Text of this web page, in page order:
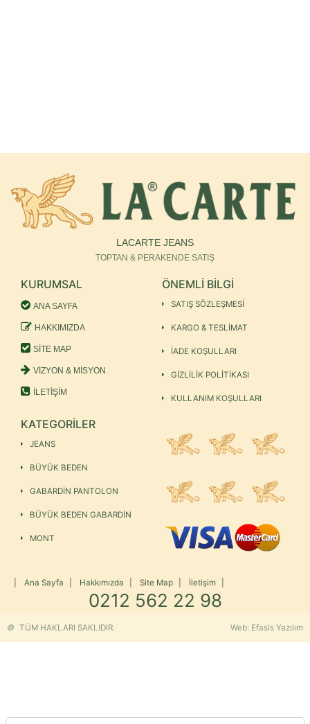
LACARTE JEANS
TOPTAN & PERAKENDE SATIŞ
KURUMSAL
ANA SAYFA
HAKKIMIZDA
SİTE MAP
VİZYON & MİSYON
İLETİŞİM
ÖNEMLİ BİLGİ
SATIŞ SÖZLEŞMESİ
KARGO & TESLİMAT
İADE KOŞULLARI
GİZLİLİK POLİTİKASI
KULLANIM KOŞULLARI
KATEGORİLER
JEANS
BÜYÜK BEDEN
GABARDİN PANTOLON
BÜYÜK BEDEN GABARDİN
MONT
Ana Sayfa Hakkımızda Site Map İletişim
0212 562 22 98
© TÜM HAKLARI SAKLIDIR. Web: Efasis Yazılım